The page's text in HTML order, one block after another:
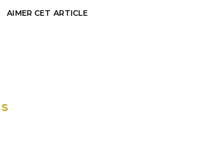
AIMER CET ARTICLE